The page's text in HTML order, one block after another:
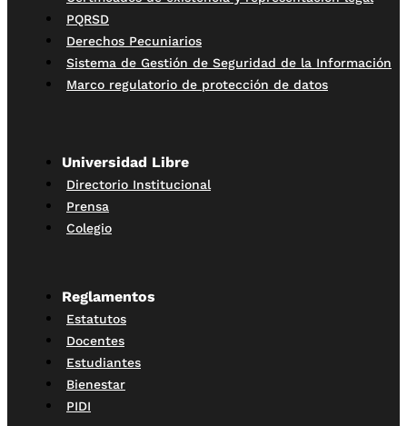
PQRSD
Derechos Pecuniarios
Sistema de Gestión de Seguridad de la Información
Marco regulatorio de protección de datos
Universidad Libre
Directorio Institucional
Prensa
Colegio
Reglamentos
Estatutos
Docentes
Estudiantes
Bienestar
PIDI